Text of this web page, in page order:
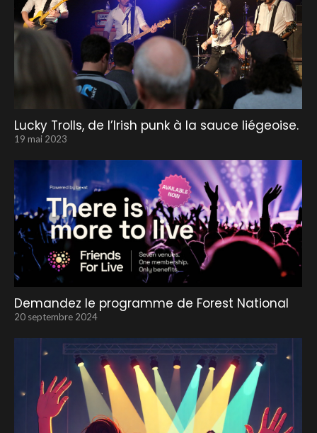
Lucky Trolls, de l’Irish punk à la sauce liégeoise.
19 mai 2023
Demandez le programme de Forest National
20 septembre 2024